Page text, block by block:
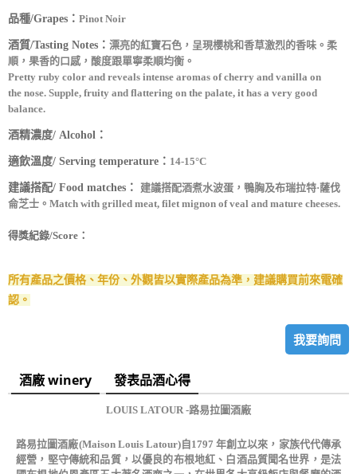
品種/Grapes： Pinot Noir
酒質/Tasting Notes： 漂亮的紅寶石色，呈現櫻桃和香草激烈的香味。柔
順，果香的口感，酸度跟單寧柔順均衡。
Pretty ruby color and reveals intense aromas of cherry and vanilla on
the nose. Supple, fruity and flattering on the palate, it has a very good
balance.
酒精濃度/ Alcohol：
適飲溫度/ Serving temperature： 14-15°C
建議搭配/ Food matches：
建議搭配酒煮水波蛋，鴨胸及布瑞拉特·薩伐
侖芝士。 Match with grilled meat, filet mignon of veal and mature cheeses.
得獎紀錄/Score：
所有產品之價格、年份、外觀皆以實際產品為準，建議購買前來電確
認。
我要詢問
酒廠 winery 發表品酒心得
LOUIS LATOUR-路易拉圖酒廠
路易拉圖酒廠(Maison Louis Latour)自1797 年創立以來，家族代代傳承
經營，堅守傳統和品質，以優良的布根地紅、白酒品質聞名世界，是法